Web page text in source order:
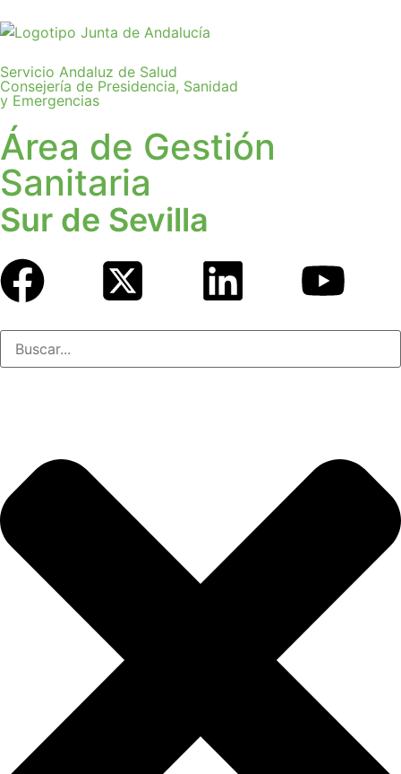
Servicio Andaluz de Salud
Consejería de Presidencia, Sanidad
y Emergencias
Área de Gestión
Sanitaria
Sur de Sevilla